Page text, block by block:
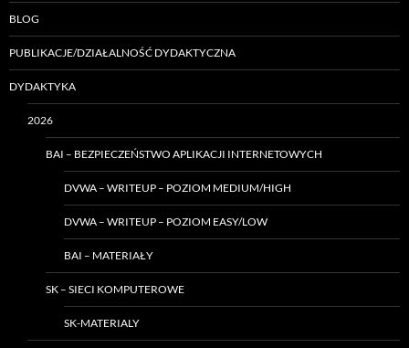
BLOG
PUBLIKACJE/DZIAŁALNOŚĆ DYDAKTYCZNA
DYDAKTYKA
2026
BAI – BEZPIECZEŃSTWO APLIKACJI INTERNETOWYCH
DVWA – WRITEUP – POZIOM MEDIUM/HIGH
DVWA – WRITEUP – POZIOM EASY/LOW
BAI – MATERIAŁY
SK – SIECI KOMPUTEROWE
SK-MATERIALY